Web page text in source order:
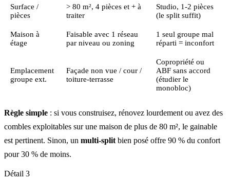
Surface /
pièces
> 80 m², 4 pièces et + à
traiter
Studio, 1-2 pièces
(le split suffit)
Maison à
étage
Faisable avec 1 réseau
par niveau ou zoning
1 seul groupe mal
réparti = inconfort
Emplacement
groupe ext.
Façade non vue / cour /
toiture-terrasse
Copropriété ou
ABF sans accord
(étudier le
monobloc)
Règle simple : si vous construisez, rénovez lourdement ou avez des
combles exploitables sur une maison de plus de 80 m², le gainable
est pertinent. Sinon, un multi-split bien posé offre 90 % du confort
pour 30 % de moins.
Détail 3